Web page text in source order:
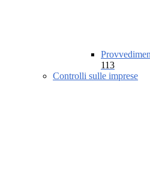
113
Controlli sulle imprese